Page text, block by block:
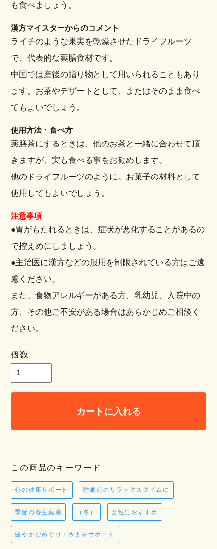
も食べましょう。
漢方マイスターからのコメント
ライチのような果実を乾燥させたドライフルーツ
で、代表的な薬膳食材です。
中国では産後の贈り物として用いられることもあり
ます。お茶やデザートとして、またはそのまま食べ
てもよいでしょう。
使用方法・食べ方
薬膳茶にするときは、他のお茶と一緒に合わせて頂
きますが、実も食べる事をお勧めします。
他のドライフルーツのように。お菓子の材料として
使用してもよいでしょう。
注意事項
●胃がもたれるときは、症状が悪化することがあるの
で控えめにしましょう。
●主治医に漢方などの服用を制限されている方はご遠
慮ください。
また、食物アレルギーがある方、乳幼児、入院中の
方、その他ご不安がある場合はあらかじめご相談く
ださい。
個数
カートに入れる
この商品のキーワード
心の健康サポート 睡眠前のリラックスタイムに
季節の養生薬膳 （冬） 女性におすすめ
健やかなめぐり・冷えをサポート